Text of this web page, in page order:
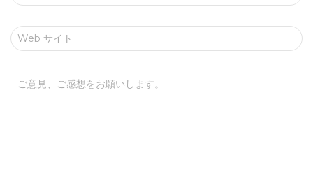
Web サイト
ご意見、ご感想をお願いします。